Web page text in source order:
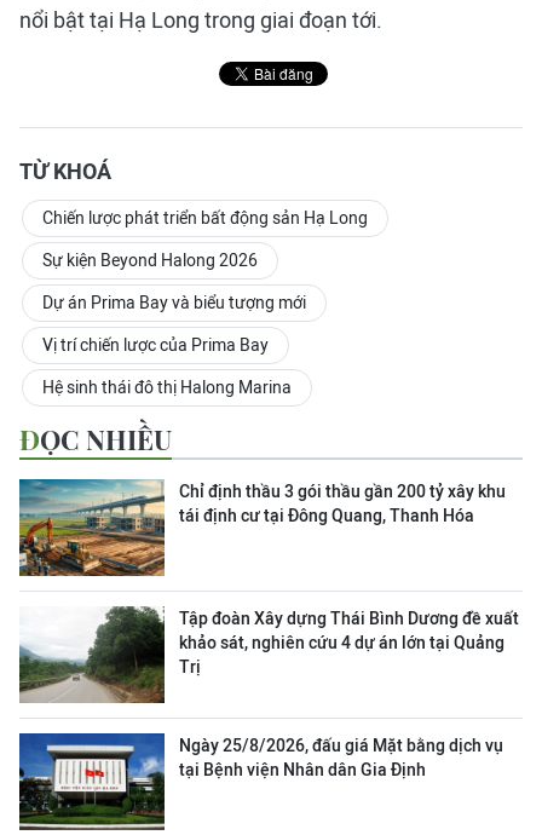
nổi bật tại Hạ Long trong giai đoạn tới.
TỪ KHOÁ
Chiến lược phát triển bất động sản Hạ Long
Sự kiện Beyond Halong 2026
Dự án Prima Bay và biểu tượng mới
Vị trí chiến lược của Prima Bay
Hệ sinh thái đô thị Halong Marina
ĐỌC NHIỀU
Chỉ định thầu 3 gói thầu gần 200 tỷ xây khu
tái định cư tại Đông Quang, Thanh Hóa
Tập đoàn Xây dựng Thái Bình Dương đề xuất
khảo sát, nghiên cứu 4 dự án lớn tại Quảng
Trị
Ngày 25/8/2026, đấu giá Mặt bằng dịch vụ
tại Bệnh viện Nhân dân Gia Định